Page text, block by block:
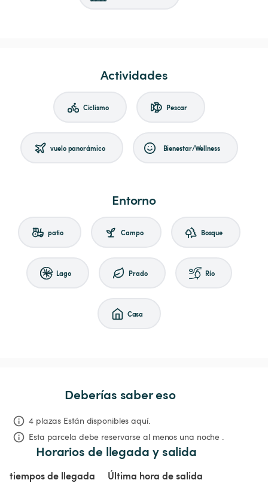
Actividades
Ciclismo Pescar
vuelo panorámico Bienestar/Wellness
Entorno
patio Campo Bosque
Lago Prado Río
Casa
Deberías saber eso
4 plazas Están disponibles aquí.
Esta parcela debe reservarse al menos una noche .
Horarios de llegada y salida
tiempos de llegada Última hora de salida